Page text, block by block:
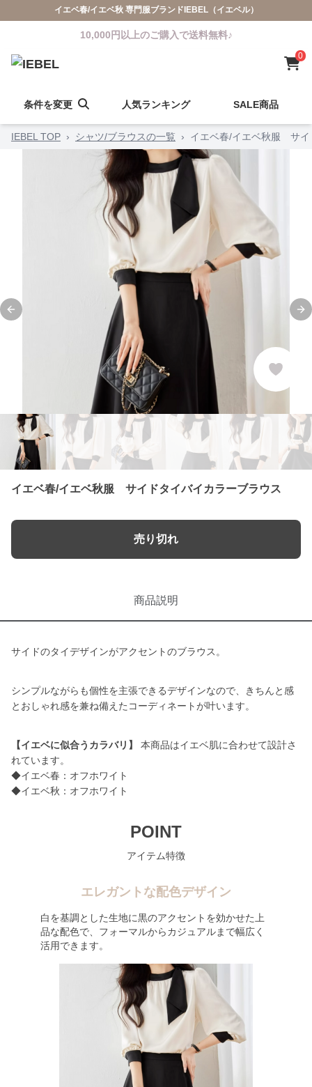
イエベ春/イエベ秋 専門服ブランドIEBEL（イエベル）
10,000円以上のご購入で送料無料♪
0
条件を変更 人気ランキング SALE商品
IEBEL TOP › シャツ/ブラウスの一覧 › イエベ春/イエベ秋服 サイ
Previous slide
イエベ春/イエベ秋服 サイドタイバイカラーブラウス
売り切れ
商品説明
サイドのタイデザインがアクセントのブラウス。
シンプルながらも個性を主張できるデザインなので、きちんと感
とおしゃれ感を兼ね備えたコーディネートが叶います。
【イエベに似合うカラバリ】
本商品はイエベ肌に合わせて設計さ
れています。
◆イエベ春：オフホワイト
◆イエベ秋：オフホワイト
POINT
アイテム特徴
エレガントな配色デザイン
白を基調とした生地に黒のアクセントを効かせた上
品な配色で、フォーマルからカジュアルまで幅広く
活用できます。